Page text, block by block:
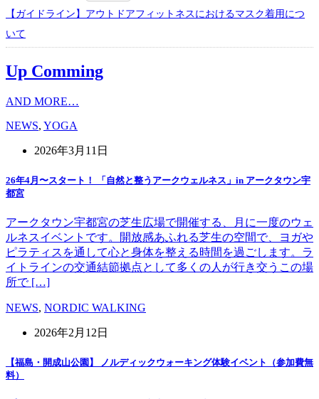
【ガイドライン】アウトドアフィットネスにおけるマスク着用につ
いて
Up Comming
AND MORE…
NEWS, YOGA
2026年3月11日
26年4月〜スタート！ 「自然と整うアークウェルネス」in アークタウン宇
都宮
アークタウン宇都宮の芝生広場で開催する、月に一度のウェ
ルネスイベントです。開放感あふれる芝生の空間で、ヨガや
ピラティスを通して心と身体を整える時間を過ごします。ラ
イトラインの交通結節拠点として多くの人が行き交うこの場
所で […]
NEWS, NORDIC WALKING
2026年2月12日
【福島・開成山公園】 ノルディックウォーキング体験イベント（参加費無
料）